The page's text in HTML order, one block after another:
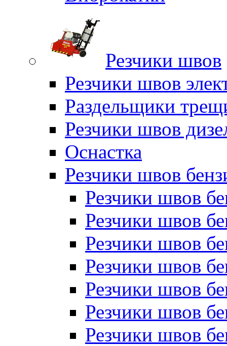
Резчики швов
Резчики швов
Раздельщики
Резчики швов
Оснастка
Резчики швов
Резчики швов
Резчики швов
Резчики швов
Резчики швов
Резчики швов
Резчики швов
Резчики швов